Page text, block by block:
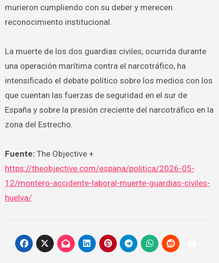
murieron cumpliendo con su deber y merecen
reconocimiento institucional.
La muerte de los dos guardias civiles, ocurrida durante
una operación marítima contra el narcotráfico, ha
intensificado el debate político sobre los medios con los
que cuentan las fuerzas de seguridad en el sur de
España y sobre la presión creciente del narcotráfico en la
zona del Estrecho.
Fuente:The Objective +
https://theobjective.com/espana/politica/2026-05-
12/montero-accidente-laboral-muerte-guardias-civiles-
huelva/